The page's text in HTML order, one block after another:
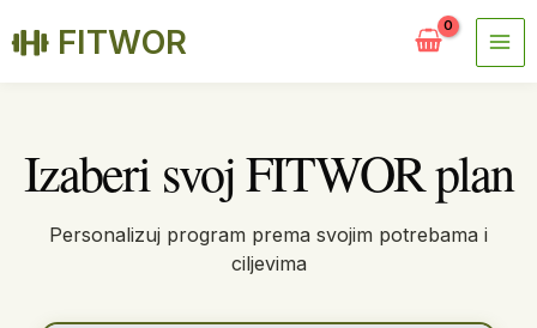
Пређи FITWOR
Izaberi svoj FITWOR plan
Personalizuj program prema svojim potrebama i
ciljevima